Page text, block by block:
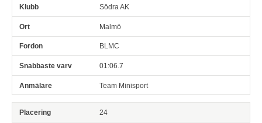
Södra AK
Malmö
BLMC
01:06.7
Team Minisport
24